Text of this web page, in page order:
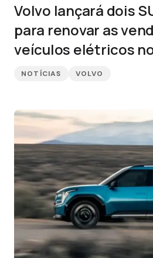
Volvo lançará dois
para renovar as
veículos elétricos
NOTÍCIAS VOLVO